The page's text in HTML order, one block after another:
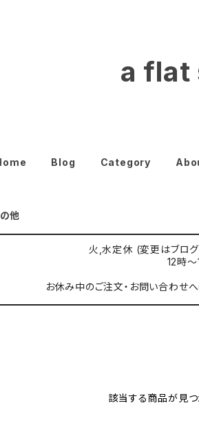
a flat
Blog Category
他
火,水定休 (変更はブログ
12時
お休み中のご注文・お問い合わせ
該当する商品が見つ